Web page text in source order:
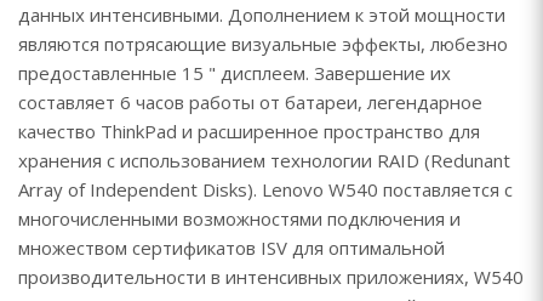
данных интенсивными. Дополнением к этой мощности
являются потрясающие визуальные эффекты, любезно
предоставленные 15 " дисплеем. Завершение их
составляет 6 часов работы от батареи, легендарное
качество ThinkPad и расширенное пространство для
хранения с использованием технологии RAID (Redunant
Array of Independent Disks). Lenovo W540 поставляется с
многочисленными возможностями подключения и
множеством сертификатов ISV для оптимальной
производительности в интенсивных приложениях, W540